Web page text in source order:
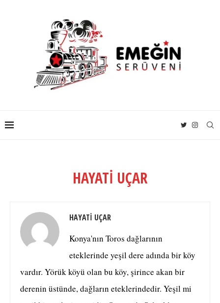
HAYATI UÇAR
HAYATI UÇAR
Konya'nın Toros dağlarının
eteklerinde yeşil dere adında bir köy
vardır. Yörük köyü olan bu köy, şirince akan bir
derenin üstünde, dağların eteklerindedir. Yeşil mi